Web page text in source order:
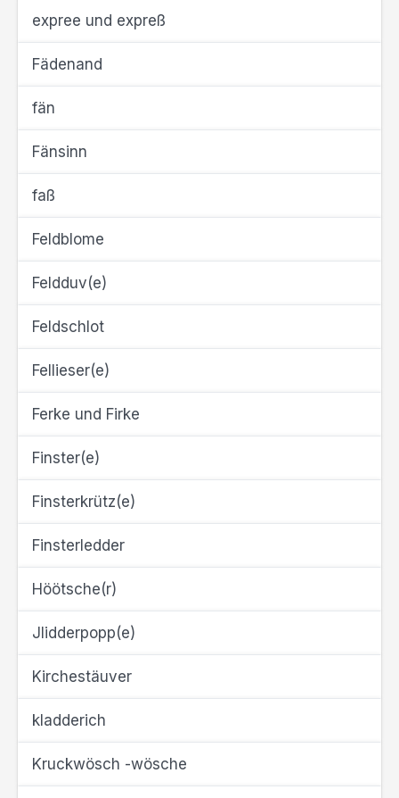
expree und expreß
Fädenand
fän
Fänsinn
faß
Feldblome
Feldduv(e)
Feldschlot
Fellieser(e)
Ferke und Firke
Finster(e)
Finsterkrütz(e)
Finsterledder
Höötsche(r)
Jlidderpopp(e)
Kirchestäuver
kladderich
Kruckwösch -wösche